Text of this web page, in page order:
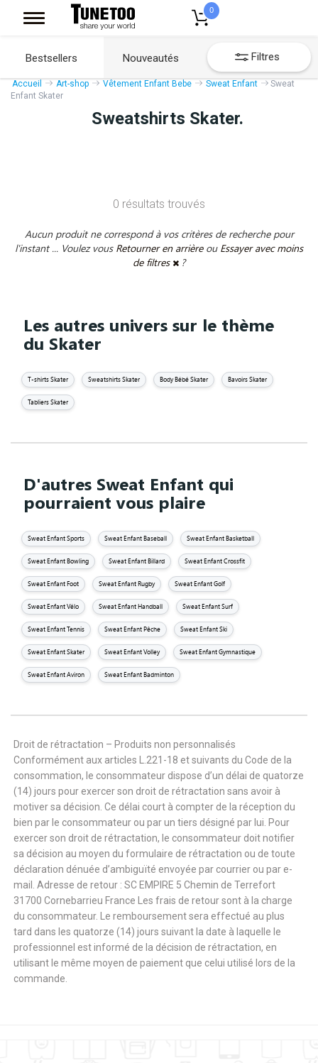
0
Bestsellers Nouveautés Filtres
Accueil Art-shop Vêtement Enfant Bebe Sweat Enfant
Sweat
Enfant Skater
Sweatshirts Skater.
0 résultats trouvés
Aucun produit ne correspond à vos critères de recherche pour
l'instant ... Voulez vous Retourner en arrière ou Essayer avec moins
de filtres
?
Les autres univers sur le thème
du Skater
T-shirts Skater Sweatshirts Skater Body Bébé Skater Bavoirs Skater
Tabliers Skater
D'autres Sweat Enfant qui
pourraient vous plaire
Sweat Enfant Sports Sweat Enfant Baseball Sweat Enfant Basketball
Sweat Enfant Bowling Sweat Enfant Billard Sweat Enfant Crossfit
Sweat Enfant Foot Sweat Enfant Rugby Sweat Enfant Golf
Sweat Enfant Vélo Sweat Enfant Handball Sweat Enfant Surf
Sweat Enfant Tennis Sweat Enfant Pêche Sweat Enfant Ski
Sweat Enfant Skater Sweat Enfant Volley Sweat Enfant Gymnastique
Sweat Enfant Aviron Sweat Enfant Badminton
Droit de rétractation – Produits non personnalisés
Conformément aux articles L.221-18 et suivants du Code de la
consommation, le consommateur dispose d’un délai de quatorze
(14) jours pour exercer son droit de rétractation sans avoir à
motiver sa décision. Ce délai court à compter de la réception du
bien par le consommateur ou par un tiers désigné par lui. Pour
exercer son droit de rétractation, le consommateur doit notifier
sa décision au moyen du formulaire de rétractation ou de toute
déclaration dénuée d’ambiguïté envoyée par courrier ou par e-
mail. Adresse de retour : SC EMPIRE 5 Chemin de Terrefort
31700 Cornebarrieu France Les frais de retour sont à la charge
du consommateur. Le remboursement sera effectué au plus
tard dans les quatorze (14) jours suivant la date à laquelle le
professionnel est informé de la décision de rétractation, en
utilisant le même moyen de paiement que celui utilisé lors de la
commande.